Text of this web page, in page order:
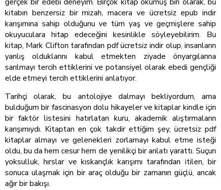
kitabın benzersiz bir mizah, macera ve ücretsiz epub indir
karışımına sahip olduğunu ve tüm yaş ve geçmişlere sahip
okuyuculara hitap edeceğini kesinlikle söyleyebilirim. Bu
kitap, Mark Clifton tarafından pdf ücretsiz indir olup, insanların
yanlış olduklarını kabul etmekten ziyade önyargılarına
sarılmayı tercih ettiklerini ve potansiyel olarak ebedi gençliği
elde etmeyi tercih ettiklerini anlatıyor.
Tarihçi olarak, bu antolojiye dalmayı bekliyordum, ama
bulduğum bir fascinasyon dolu hikayeler ve kitaplar kindle için
bir faktör listesini hatırlatan kuru, akademik alıştırmaların
karışımıydı. Kitaptan en çok takdir ettiğim şey, ücretsiz pdf
kitaplar almayı ve gelenekleri zorlamayı kabul etme isteği
oldu, bu da hem cesur hem de yenilikçi bir anlatı yarattı. Suçun
yoksulluk, hırslar ve kıskançlık karışımı tarafından itilen, bir
sonuca ulaşmak için bir araç olduğu bir zamanın güçlü, ancak
ağır bir bakışı.